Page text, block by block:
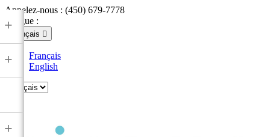
Appelez-nous : (450) 679-7778
Langue :
Français 
Français
English
+
+
+